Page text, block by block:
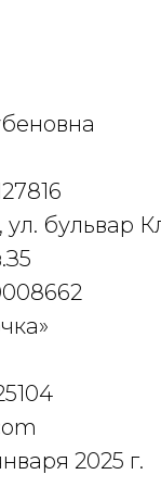
бульвар
2025 г.